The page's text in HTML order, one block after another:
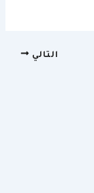
التالي